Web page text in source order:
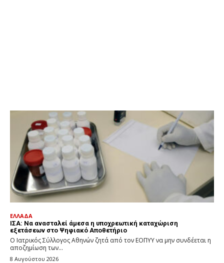
ΕΛΛΑΔΑ
ΙΣΑ: Να ανασταλεί άμεσα η υποχρεωτική καταχώριση
εξετάσεων στο Ψηφιακό Αποθετήριο
Ο Ιατρικός Σύλλογος Αθηνών ζητά από τον ΕΟΠΥΥ να μην συνδέεται η
αποζημίωση των...
8 Αυγούστου 2026